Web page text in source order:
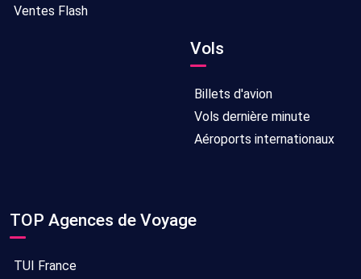
Ventes Flash
Vols
Billets d'avion
Vols dernière minute
Aéroports internationaux
TOP Agences de Voyage
TUI France